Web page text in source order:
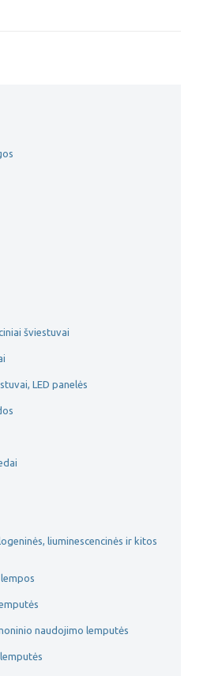
šviestuvai
LED panelės
liuminescencinės ir kitos
naudojimo lemputės